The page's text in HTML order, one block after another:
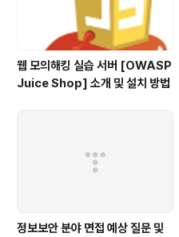
웹 모의해킹 실습 서버 [OWASP
Juice Shop] 소개 및 설치 방법
정보보안 분야 면접 예상 질문 및